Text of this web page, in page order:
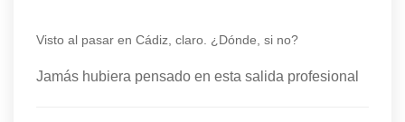
Visto al pasar en Cádiz, claro. ¿Dónde, si no?
Jamás hubiera pensado en esta salida profesional